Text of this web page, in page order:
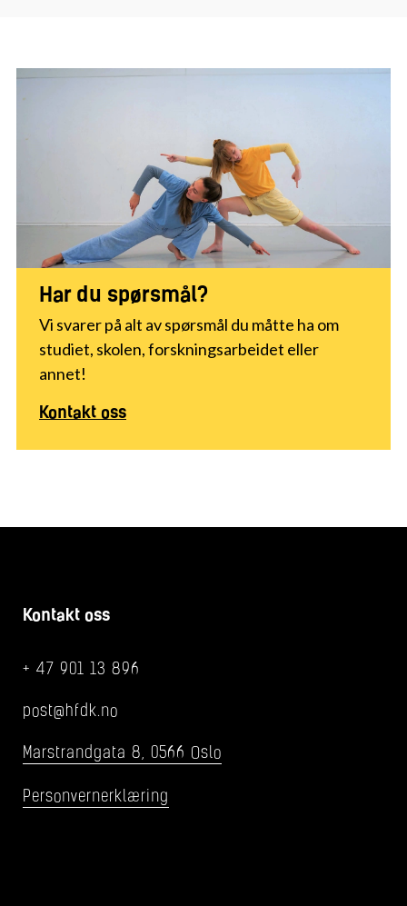
Har du spørsmål?
Vi svarer på alt av spørsmål du måtte ha om
studiet, skolen, forskningsarbeidet eller
annet!
Kontakt oss
Kontakt oss
+ 47 901 13 896
post@hfdk.no
Marstrandgata 8, 0566 Oslo
Personvernerklæring